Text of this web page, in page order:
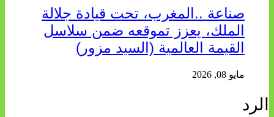
صناعة ..المغرب، تحت قيادة جلالة
الملك، يعزز تموقعه ضمن سلاسل
القيمة العالمية (السيد مزور)
مايو 08, 2026
الرد